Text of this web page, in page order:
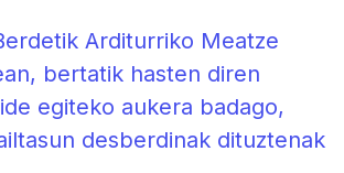
Arditurriko Meatze
bertatik hasten diren
egiteko aukera badago,
desberdinak dituztenak